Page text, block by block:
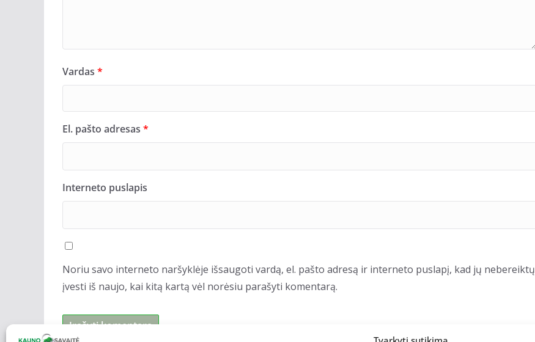
Vardas *
El. pašto adresas *
Interneto puslapis
Noriu savo interneto naršyklėje išsaugoti vardą, el. pašto adresą ir interneto puslapį, kad jų nebereiktų
įvesti iš naujo, kai kitą kartą vėl norėsiu parašyti komentarą.